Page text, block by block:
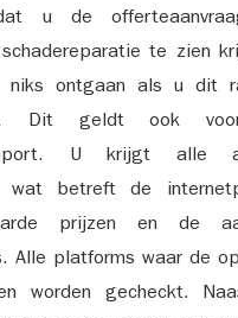
u de
te zien
niks ontgaan als u dit
Dit geldt ook
U krijgt alle
wat betreft de
prijzen en de
Alle platforms waar de
worden gecheckt.